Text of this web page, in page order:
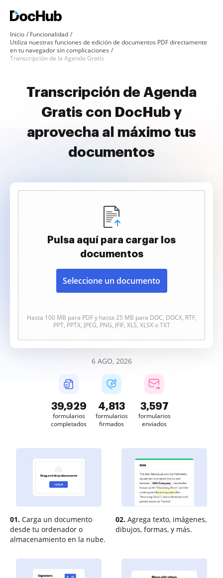
Inicio
Funcionalidad
Utiliza nuestras funciones de edición de documentos PDF directamente
en tu navegador sin complicaciones
Transcripción de la Agenda Gratis
Transcripción de Agenda
Gratis con DocHub y
aprovecha al máximo tus
documentos
Pulsa aquí para cargar los
documentos
Seleccione un documento
Hasta 100 MB para PDF y hasta 25 MB para DOC, DOCX, RTF,
PPT, PPTX, JPEG, PNG, JFIF, XLS, XLSX o TXT
6 AGO, 2026
39,929
formularios
completados
4,814
formularios
firmados
3,597
formularios
enviados
01. Carga un documento
desde tu ordenador o
almacenamiento en la nube.
02. Agrega texto, imágenes,
dibujos, formas, y más.